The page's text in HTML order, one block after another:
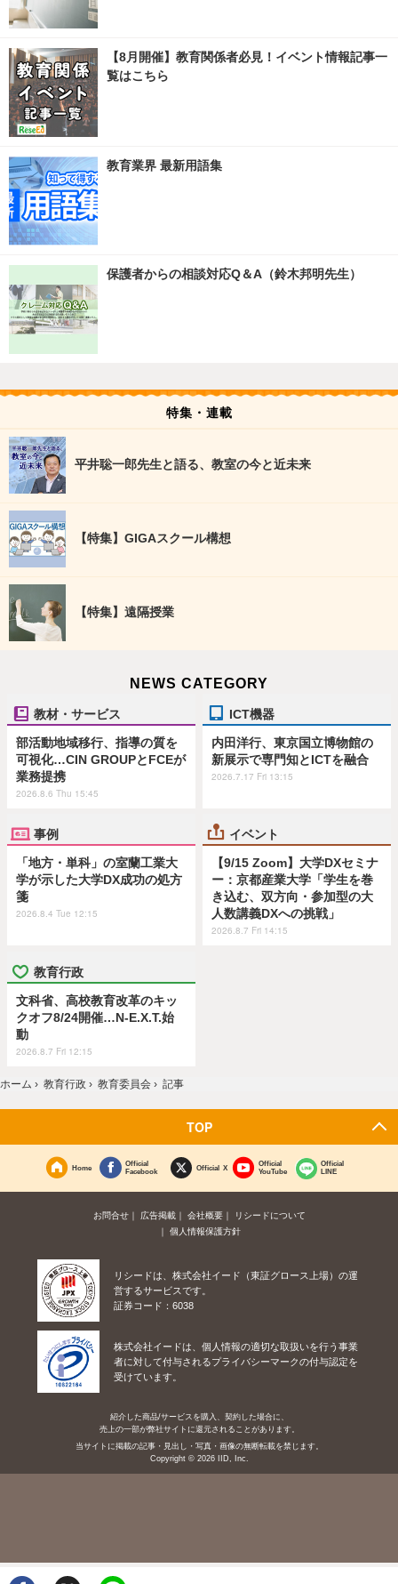
【8月開催】教育関係者必見！イベント情報記事一
覧はこちら
教育業界 最新用語集
保護者からの相談対応Q＆A（鈴木邦明先生）
特集・連載
平井聡一郎先生と語る、教室の今と近未来
【特集】GIGAスクール構想
【特集】遠隔授業
NEWS CATEGORY
教材・サービス
部活動地域移行、指導の質を
可視化…CIN GROUPとFCEが
業務提携
2026.8.6 Thu 15:45
ICT機器
内田洋行、東京国立博物館の
新展示で専門知とICTを融合
2026.7.17 Fri 13:15
事例
「地方・単科」の室蘭工業大
学が示した大学DX成功の処方
箋
2026.8.4 Tue 12:15
イベント
【9/15 Zoom】大学DXセミナ
ー：京都産業大学「学生を巻
き込む、双方向・参加型の大
人数講義DXへの挑戦」
2026.8.7 Fri 14:15
教育行政
文科省、高校教育改革のキッ
クオフ8/24開催…N-E.X.T.始
動
2026.8.7 Fri 12:15
ホーム › 教育行政 › 教育委員会 › 記事
TOP
Home
Official
Facebook
Official X
Official
YouTube
Official
LINE
お問合せ 広告掲載 会社概要
リシードについて
個人情報保護方針
リシードは、株式会社イード（東証グロース上場）の運
営するサービスです。
証券コード：6038
株式会社イードは、個人情報の適切な取扱いを行う事業
者に対して付与されるプライバシーマークの付与認定を
受けています。
紹介した商品/サービスを購入、契約した場合に、
売上の一部が弊社サイトに還元されることがあります。
当サイトに掲載の記事・見出し・写真・画像の無断転載を禁じます。
Copyright © 2026 IID, Inc.